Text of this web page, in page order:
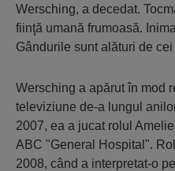
Wersching, a decedat.
fiinţă umană frumoasă.
Gândurile sunt alături de
Wersching a apărut în mod
televiziune de-a lungul
2007, ea a jucat rolul
ABC "General Hospital".
2008, când a interpretat-o